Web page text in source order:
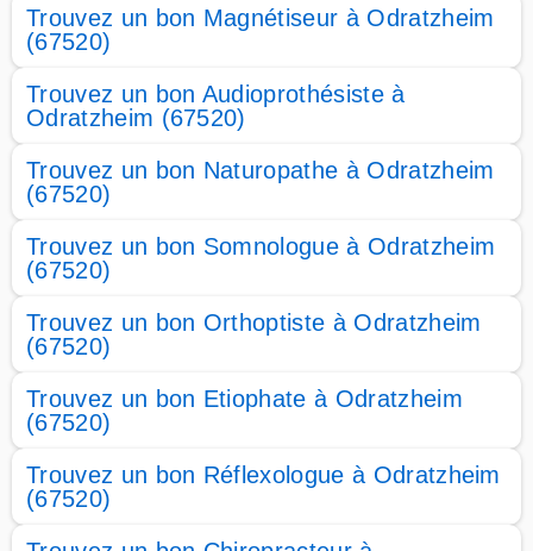
Trouvez un bon Magnétiseur à Odratzheim
(67520)
Trouvez un bon Audioprothésiste à
Odratzheim (67520)
Trouvez un bon Naturopathe à Odratzheim
(67520)
Trouvez un bon Somnologue à Odratzheim
(67520)
Trouvez un bon Orthoptiste à Odratzheim
(67520)
Trouvez un bon Etiophate à Odratzheim
(67520)
Trouvez un bon Réflexologue à Odratzheim
(67520)